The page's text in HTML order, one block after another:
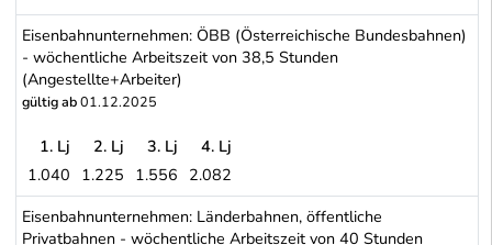
Post (Österreichische Post AG - ÖPAG: Gehaltstafel für
Eisenbahnunternehmen: ÖBB (Österreichische Bundesbahnen)
- wöchentliche Arbeitszeit von 38,5 Stunden
(Angestellte+Arbeiter)
gültig ab01.12.2025
Eisenbahnunternehmen: ÖBB (Österreichische Bundesbahnen)
1. Lj 2. Lj 3. Lj
4. Lj
1.040 1.225 1.556 2.082
Eisenbahnunternehmen: Länderbahnen, öffentliche
Privatbahnen - wöchentliche Arbeitszeit von 40 Stunden